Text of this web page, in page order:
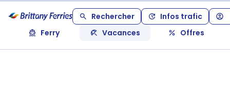
Rechercher
Infos trafic
Ferry
Vacances Offres